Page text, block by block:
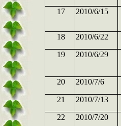
17
2010/6/15
18 2010/6/22
19
2010/6/29
20
2010/7/6
21
2010/7/13
22
2010/7/20